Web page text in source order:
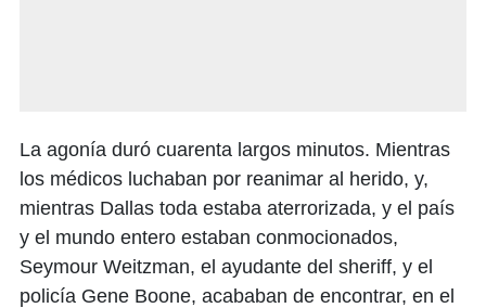
La agonía duró cuarenta largos minutos. Mientras
los médicos luchaban por reanimar al herido, y,
mientras Dallas toda estaba aterrorizada, y el país
y el mundo entero estaban conmocionados,
Seymour Weitzman, el ayudante del sheriff, y el
policía Gene Boone, acababan de encontrar, en el